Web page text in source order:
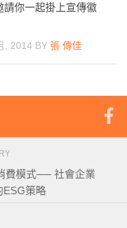
請你一起掛上宣傳徽
, 2014 BY 張 傳佳
費模式── 社會企業
ESG策略